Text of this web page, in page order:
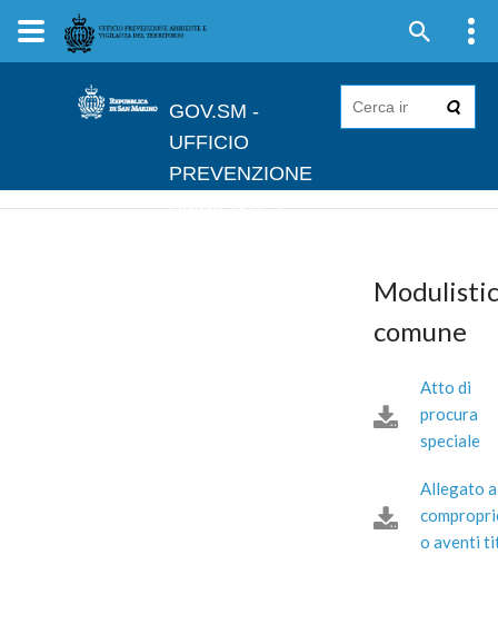
GOV.SM -
UFFICIO
PREVENZIONE
AMBIENTE E
comune
Atto di
procura
speciale
Allegato
o aventi